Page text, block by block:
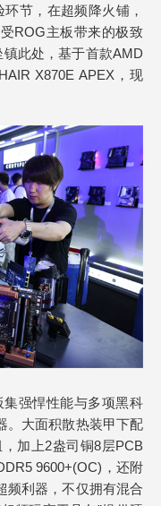
节，在超频降火铺，
ROG主板带来的极致
此处，基于首款AMD
X870E APEX，现
集强悍性能与多项黑科
。大面积散热装甲下配
，加上2盎司铜8层PCB
9600+(OC)，还附
频利器，不仅拥有混合